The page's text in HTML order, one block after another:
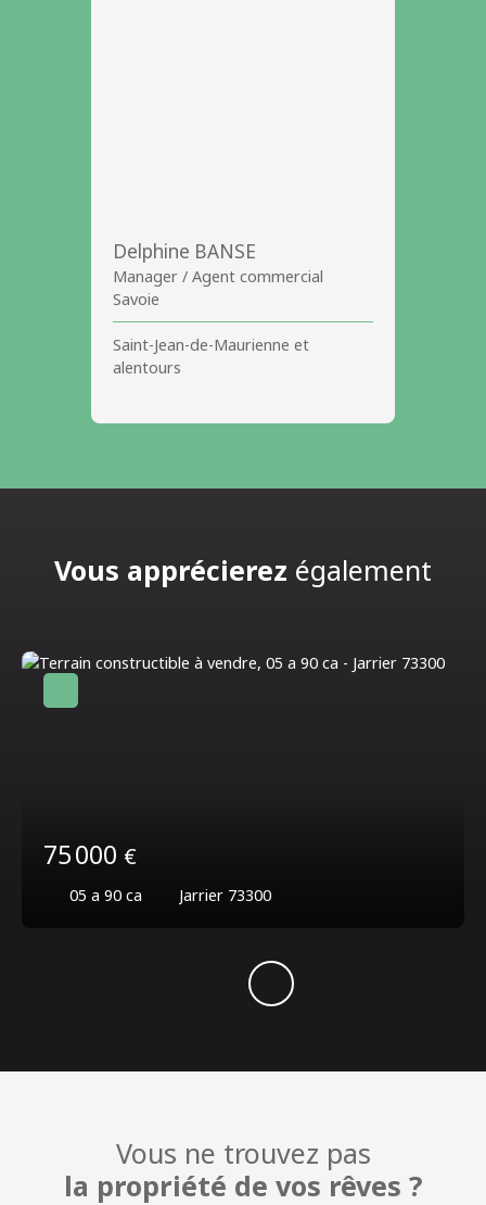
Delphine BANSE
Manager / Agent commercial
Savoie
Saint-Jean-de-Maurienne et
alentours
Vous apprécierez également
75 000 €
05 a 90 ca Jarrier 73300
Vous ne trouvez pas
la propriété de vos rêves ?